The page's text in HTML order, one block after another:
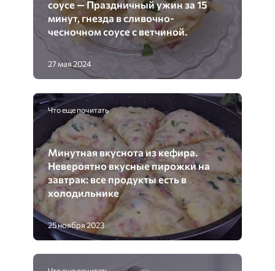
соусе — Праздничный ужин за 15
минут, гнезда в сливочно-
чесночном соусе с ветчиной.
27 мая 2024
Что еще почитать
Минутная вкуснота из кефира.
Невероятно вкусные пирожки на
завтрак: все продукты есть в
холодильнике
25 ноября 2023